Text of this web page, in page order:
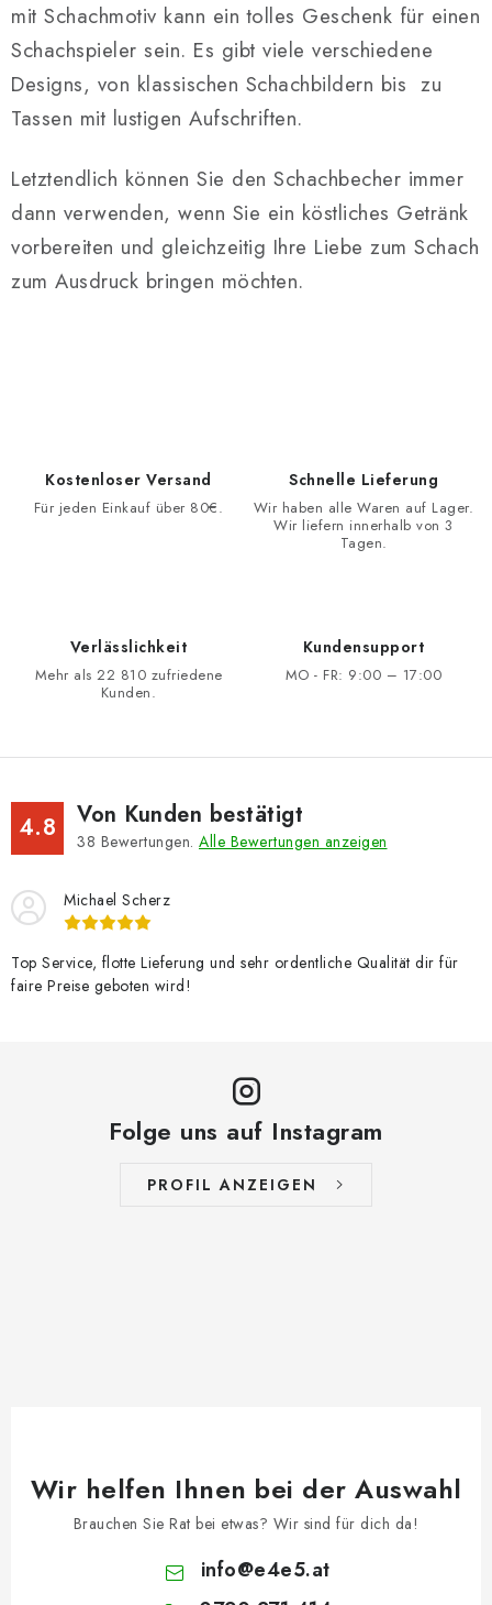
mit Schachmotiv kann ein tolles Geschenk für einen
Schachspieler sein. Es gibt viele verschiedene
Designs, von klassischen Schachbildern bis zu
Tassen mit lustigen Aufschriften.
Letztendlich können Sie den Schachbecher immer
dann verwenden, wenn Sie ein köstliches Getränk
vorbereiten und gleichzeitig Ihre Liebe zum Schach
zum Ausdruck bringen möchten.
Kostenloser Versand
Für jeden Einkauf über 80€.
Schnelle Lieferung
Wir haben alle Waren auf Lager.
Wir liefern innerhalb von 3
Tagen.
Verlässlichkeit
Mehr als 22 810 zufriedene
Kunden.
Kundensupport
MO - FR: 9:00 – 17:00
4.8 Von Kunden bestätigt
38 Bewertungen. Alle Bewertungen anzeigen
Michael Scherz
Top Service, flotte Lieferung und sehr ordentliche Qualität dir für
faire Preise geboten wird!
Folge uns auf Instagram
PROFIL ANZEIGEN
Wir helfen Ihnen bei der Auswahl
Brauchen Sie Rat bei etwas? Wir sind für dich da!
info@e4e5.at